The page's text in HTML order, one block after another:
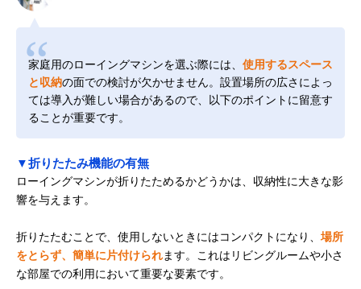
家庭用のローイングマシンを選ぶ際には、 使用するスペース
と収納の面での検討が欠かせません。設置場所の広さによっ
ては導入が難しい場合があるので、以下のポイントに留意す
ることが重要です。
▼折りたたみ機能の有無
ローイングマシンが折りたためるかどうかは、収納性に大きな影
響を与えます。
折りたたむことで、使用しないときにはコンパクトになり、 場所
をとらず、簡単に片付けられます。これはリビングルームや小さ
な部屋での利用において重要な要素です。